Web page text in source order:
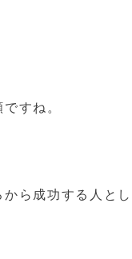
すね。
から成功する人と